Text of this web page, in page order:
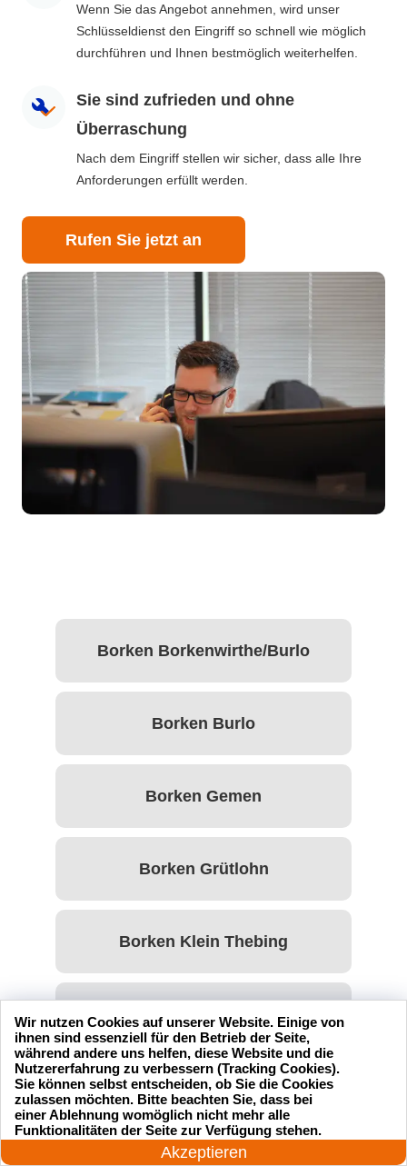
Wenn Sie das Angebot annehmen, wird unser
Schlüsseldienst den Eingriff so schnell wie möglich
durchführen und Ihnen bestmöglich weiterhelfen.
Sie sind zufrieden und ohne
Überraschung
Nach dem Eingriff stellen wir sicher, dass alle Ihre
Anforderungen erfüllt werden.
Rufen Sie jetzt an
Borken Borkenwirthe/Burlo
Borken Burlo
Borken Gemen
Borken Grütlohn
Borken Klein Thebing
Borken Marbeck
Borken Weseke
24 Stunden am Tag
Akzeptieren
Wir nutzen Cookies auf unserer Website. Einige von
ihnen sind essenziell für den Betrieb der Seite,
während andere uns helfen, diese Website und die
Nutzererfahrung zu verbessern (Tracking Cookies).
Sie können selbst entscheiden, ob Sie die Cookies
zulassen möchten. Bitte beachten Sie, dass bei
einer Ablehnung womöglich nicht mehr alle
Funktionalitäten der Seite zur Verfügung stehen.